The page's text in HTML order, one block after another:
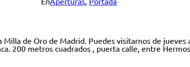
de Oro de Madrid. Puedes visitarnos de
200 metros cuadrados , puerta calle, entre